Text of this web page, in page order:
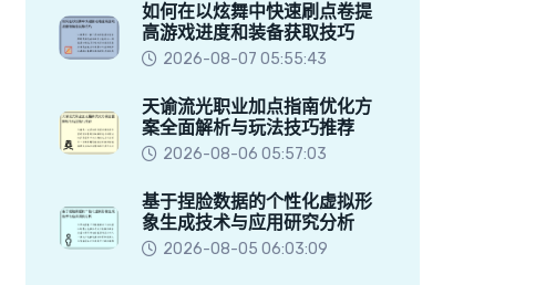
如何在以炫舞中快速刷点卷提
高游戏进度和装备获取技巧
2026-08-07 05:55:43
天谕流光职业加点指南优化方
案全面解析与玩法技巧推荐
2026-08-06 05:57:03
基于捏脸数据的个性化虚拟形
象生成技术与应用研究分析
2026-08-05 06:03:09